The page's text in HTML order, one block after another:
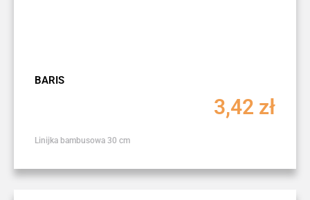
BARIS
3,42 zł
Linijka bambusowa 30 cm